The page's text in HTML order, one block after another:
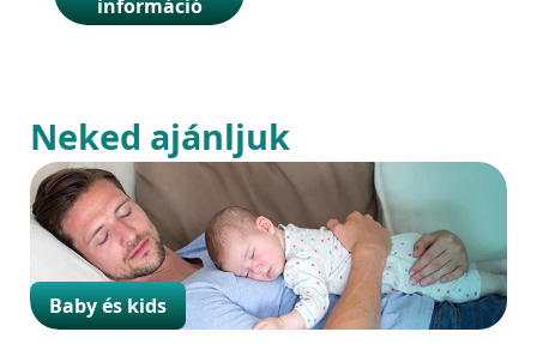
információ
Neked ajánljuk
Baby és kids